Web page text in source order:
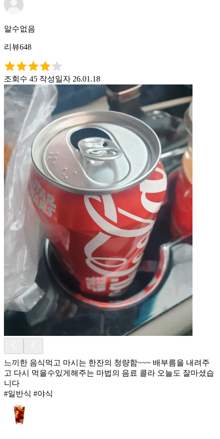
알수없음
리뷰648
조회수 45 작성일자 26.01.18
느끼한 음식먹고 마시는 한잔의 청량함~~~ 배부름을 내려주
고 다시 먹을수있게해주는 마법의 음료 콜라 오늘도 잘마셨습
니다
#일반식 #야식